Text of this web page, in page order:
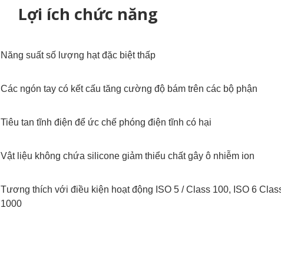
Lợi ích chức năng
Năng suất số lượng hạt đặc biệt thấp
Các ngón tay có kết cấu tăng cường độ bám trên các bộ phận
Tiêu tan tĩnh điện để ức chế phóng điện tĩnh có hại
Vật liệu không chứa silicone giảm thiểu chất gây ô nhiễm ion
Tương thích với điều kiện hoạt động ISO 5 / Class 100, ISO 6
1000